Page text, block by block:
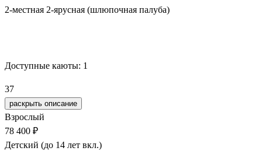
2-местная 2-ярусная (шлюпочная палуба)
Доступные каюты: 1
37
раскрыть описание
Взрослый
78 400 ₽
Детский (до 14 лет вкл.)